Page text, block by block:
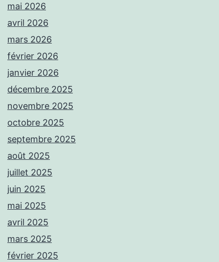
mai 2026
avril 2026
mars 2026
février 2026
janvier 2026
décembre 2025
novembre 2025
octobre 2025
septembre 2025
août 2025
juillet 2025
juin 2025
mai 2025
avril 2025
mars 2025
février 2025